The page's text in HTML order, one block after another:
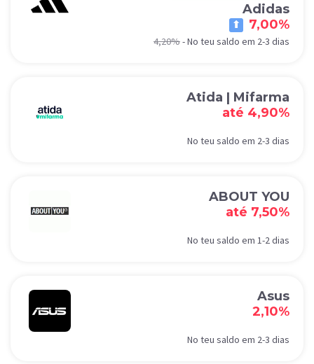
Adidas
7,00%
4,20%-No teu saldo em 2-3 dias
Atida | Mifarma
até 4,90%
No teu saldo em 2-3 dias
ABOUT YOU
até 7,50%
No teu saldo em 1-2 dias
Asus
2,10%
No teu saldo em 2-3 dias